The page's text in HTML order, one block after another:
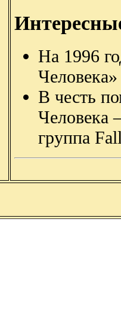
На 1996
Человека»
В честь
Человека
группа